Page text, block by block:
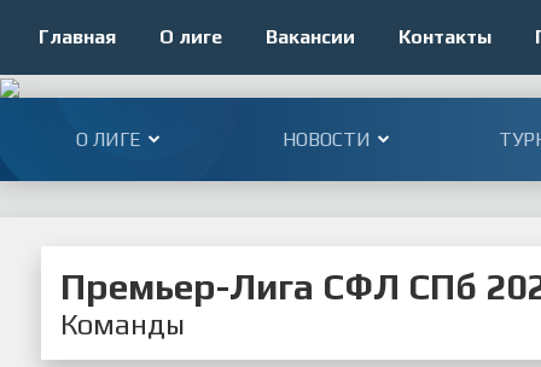
Главная О лиге Вакансии Контакты
О ЛИГЕ НОВОСТИ
Премьер-Лига СФЛ СПб
Команды